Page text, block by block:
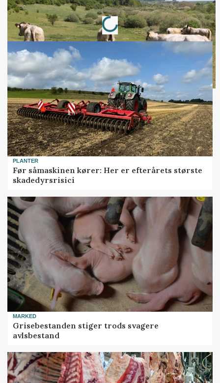
Annonce
Loading...
PLANTER
Før såmaskinen kører: Her er efterårets største
skadedyrsrisici
MARKED
Grisebestanden stiger trods svagere
avlsbestand